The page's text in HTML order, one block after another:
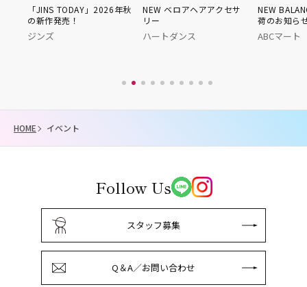
「JINS TODAY」2026年秋
の新作発売！
ジンズ
NEW ベロアヘアアクセサ
ハートダンス
NEW
荷のお知らせ！
ABCマート
HOME イベント
Follow Us
スタッフ募集
Q＆A／お問い合わせ